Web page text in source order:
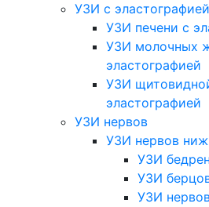
УЗИ с эластографией
УЗИ печени с
УЗИ молочных
эластографией
УЗИ
эластографией
УЗИ нервов
УЗИ нервов
УЗИ
УЗИ
УЗИ